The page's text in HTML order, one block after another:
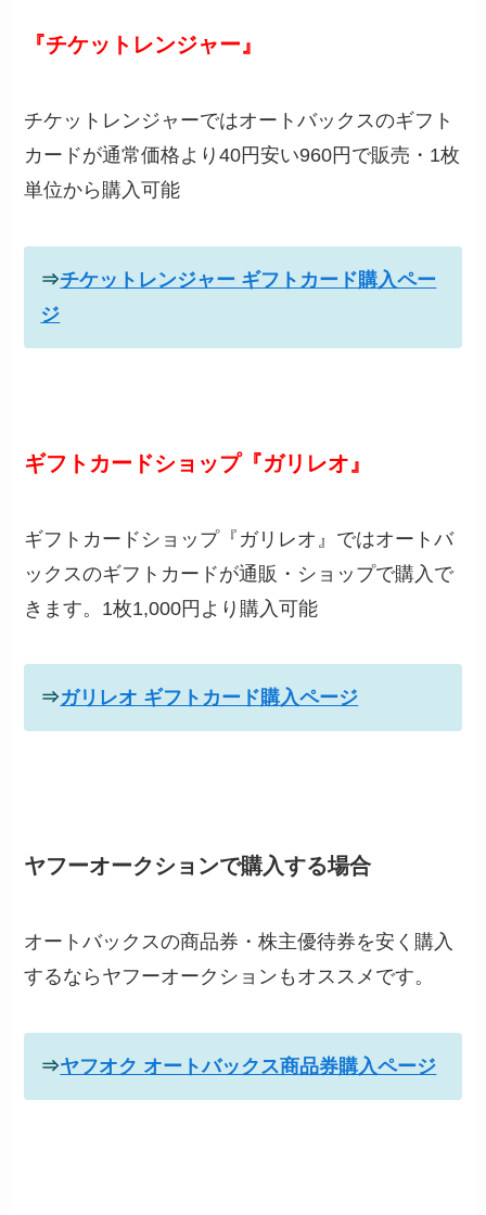
『チケットレンジャー』
チケットレンジャーではオートバックスのギフト
カードが通常価格より40円安い960円で販売・1枚
単位から購入可能
⇒チケットレンジャー ギフトカード購入ペー
ジ
ギフトカードショップ『ガリレオ』
ギフトカードショップ『ガリレオ』ではオートバ
ックスのギフトカードが通販・ショップで購入で
きます。1枚1,000円より購入可能
⇒ガリレオ ギフトカード購入ページ
ヤフーオークションで購入する場合
オートバックスの商品券・株主優待券を安く購入
するならヤフーオークションもオススメです。
⇒ヤフオク オートバックス商品券購入ページ